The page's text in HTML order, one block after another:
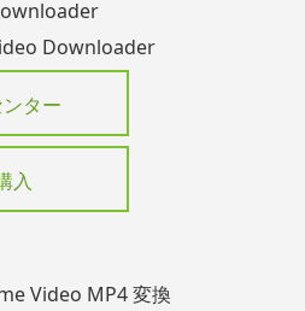
Downloader
ター
入
Video MP4 変換